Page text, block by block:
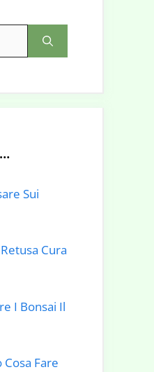
Sui
Cura
I Bonsai Il
Cosa Fare